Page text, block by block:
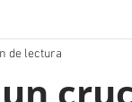
de lectura